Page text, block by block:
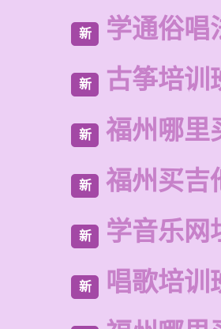
新 学通俗唱
新 古筝培训
新 福州哪里
新 福州买吉
新 学音乐网
新 唱歌培训